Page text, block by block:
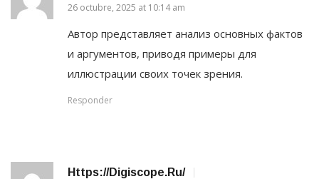
26 octubre, 2025 at 10:14 am
Автор представляет анализ основных фактов
и аргументов, приводя примеры для
иллюстрации своих точек зрения.
Responder
Https://digiscope.ru/